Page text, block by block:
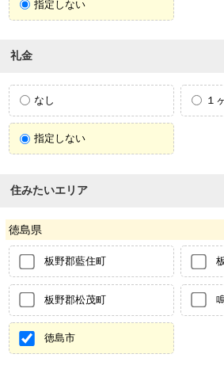
指定しない
礼金
なし １
指定しない
住みたいエリア
徳島県
板野郡藍住町
板野郡松茂町
徳島市